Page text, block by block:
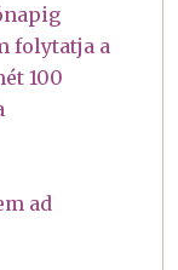
folytatja a
100
ad